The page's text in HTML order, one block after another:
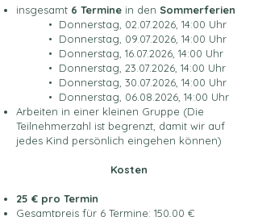
insgesamt 6 Termine in den Sommerferien
• Donnerstag, 02.07.2026 , 14:00 Uhr
• Donnerstag, 09.07.2026, 14:00 Uhr
• Donnerstag, 16.07.2026, 14:00 Uhr
• Donnerstag, 23.07.2026, 14:00 Uhr
• Donnerstag, 30.07.2026, 14:00 Uhr
• Donnerstag, 06.08.2026, 14:00 Uhr
Arbeiten in einer kleinen Gruppe (Die
Teilnehmerzahl ist begrenzt, damit wir auf
jedes Kind persönlich eingehen können)
Kosten
25 € pro Termin
Gesamtpreis für 6 Termine: 150,00 €